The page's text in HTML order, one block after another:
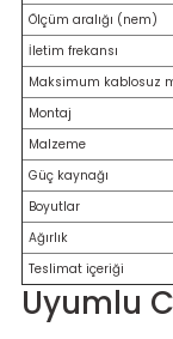
Cihazı
Ölçüm aralığı (nem)
İletim frekansı
Maksimum kablosuz
Montaj
Malzeme
Güç kaynağı
Boyutlar
Ağırlık
Teslimat içeriği
Uyumlu